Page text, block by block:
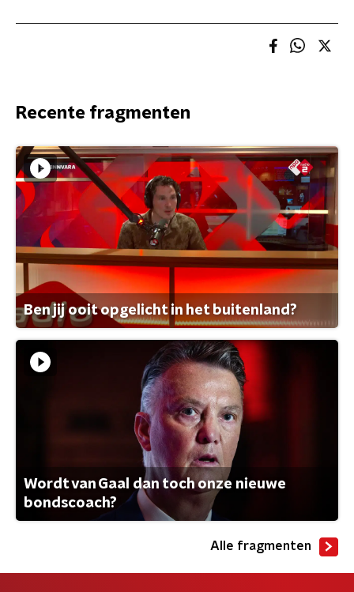
Recente fragmenten
Ben jij ooit opgelicht in het buitenland?
Wordt van Gaal dan toch onze nieuwe
bondscoach?
Alle fragmenten